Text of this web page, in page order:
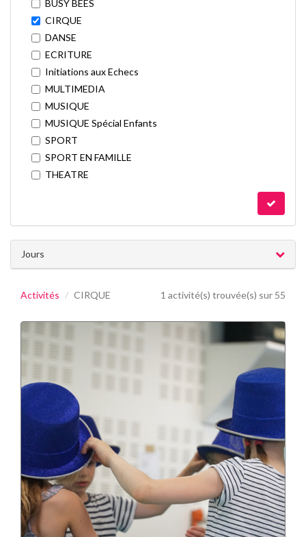
BUSY BEES
CIRQUE
DANSE
ECRITURE
Initiations aux Echecs
MULTIMEDIA
MUSIQUE
MUSIQUE Spécial Enfants
SPORT
SPORT EN FAMILLE
THEATRE
Jours
Activités CIRQUE 1 activité(s) trouvée(s) sur 55